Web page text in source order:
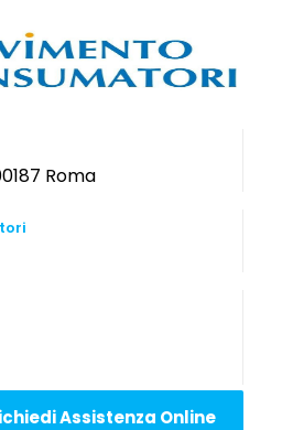
Roma
Assistenza Online